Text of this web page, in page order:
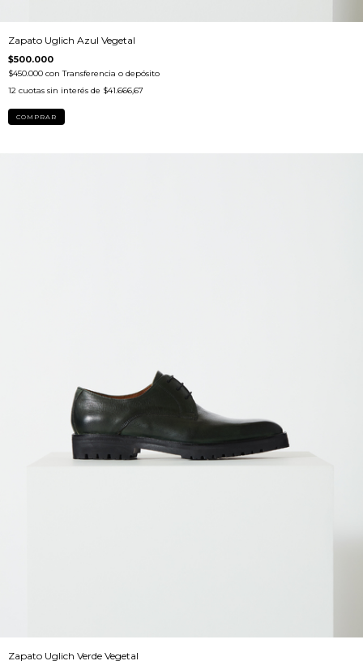
Zapato Uglich Azul Vegetal
$500.000
$450.000 con Transferencia o depósito
12 cuotas sin interés de $41.666,67
COMPRAR
Zapato Uglich Verde Vegetal